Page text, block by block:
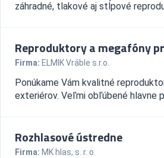
záhradné, tlakové aj stĺpové
Reproduktory a megafóny
Firma: ELMIK Vráble s.r.o.
Ponúkame Vám kvalitné
exteriérov. Veľmi obľúbené hlavne
Rozhlasové ústredne
Firma: MK hlas, s. r. o.